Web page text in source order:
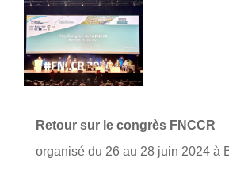
Retour sur le congrès FNCCR
organisé du 26 au 28 juin 2024 à